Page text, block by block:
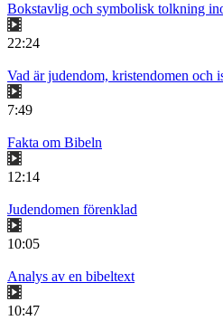
Bokstavlig och symbolisk tolkning
22:24
Vad är judendom, kristendomen och
7:49
Fakta om Bibeln
12:14
Judendomen förenklad
10:05
Analys av en bibeltext
10:47